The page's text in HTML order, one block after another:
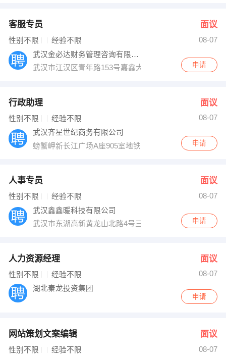
客服专员 面议
性别不限 经验不限
08-07
武汉金必达财务管理咨询有限公司
武汉市江汉区青年路153号嘉鑫大厦19层B1901室申请
行政助理 面议
性别不限 经验不限
08-07
武汉齐星世纪商务有限公司
螃蟹岬新长江广场A座905室地铁B出口
申请
人事专员 面议
性别不限 经验不限
08-07
武汉鑫鑫暖科技有限公司
武汉市东湖高新黄龙山北路4号三工光电工业园
申请
人力资源经理 面议
性别不限 经验不限
08-07
湖北秦龙投资集团
申请
网站策划文案编辑 面议
性别不限 经验不限
08-07